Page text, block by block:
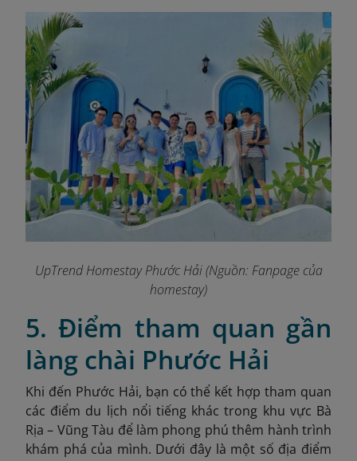
UpTrend Homestay Phước Hải (Nguồn: Fanpage của
homestay)
5. Điểm tham quan gần
làng chài Phước Hải
Khi đến Phước Hải, bạn có thể kết hợp tham quan
các điểm du lịch nổi tiếng khác trong khu vực Bà
Rịa – Vũng Tàu để làm phong phú thêm hành trình
khám phá của mình. Dưới đây là một số địa điểm